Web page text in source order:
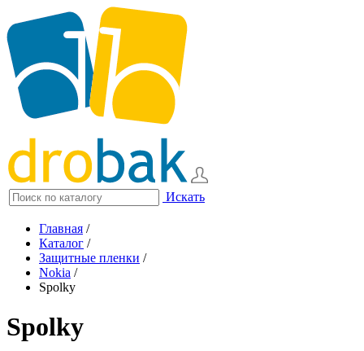
Искать
Главная /
Каталог /
Защитные пленки /
Nokia /
Spolky
Spolky